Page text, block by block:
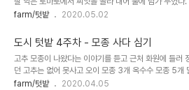
나와 김 먹고 남은 플라스틱에 상토가 아닌 막흙을 넣고
서 꽃이 활짝 피었다. 이번주는 집에서 힘없이 비실비실
상추를 화분째 들고와 텃밭에 심었다. 잘 자라겠지... 이
4. 11. (토) 이다. https://farm.eoullim.me/144 도시
작하며 텃밭을 시작하며 그 동안의 삶은 풍요롭고 편리
편리를 쫓으며 더 큰 성장을 위해 달려왔다. 그것이 정의
farm/텃밭 2020.05.02
도시 텃밭 4주차 - 모종 사다 심기
고추 모종이 나왔다는 이야기를 듣고 근처 화원에 들러
던 고추는 없어 못사고 오이 모종 3개 옥수수 모종 5개
(대추)방울 토마토 모종 1개를 사서 텃밭에 갔다. 2주 전
farm/텃밭 2020.04.05